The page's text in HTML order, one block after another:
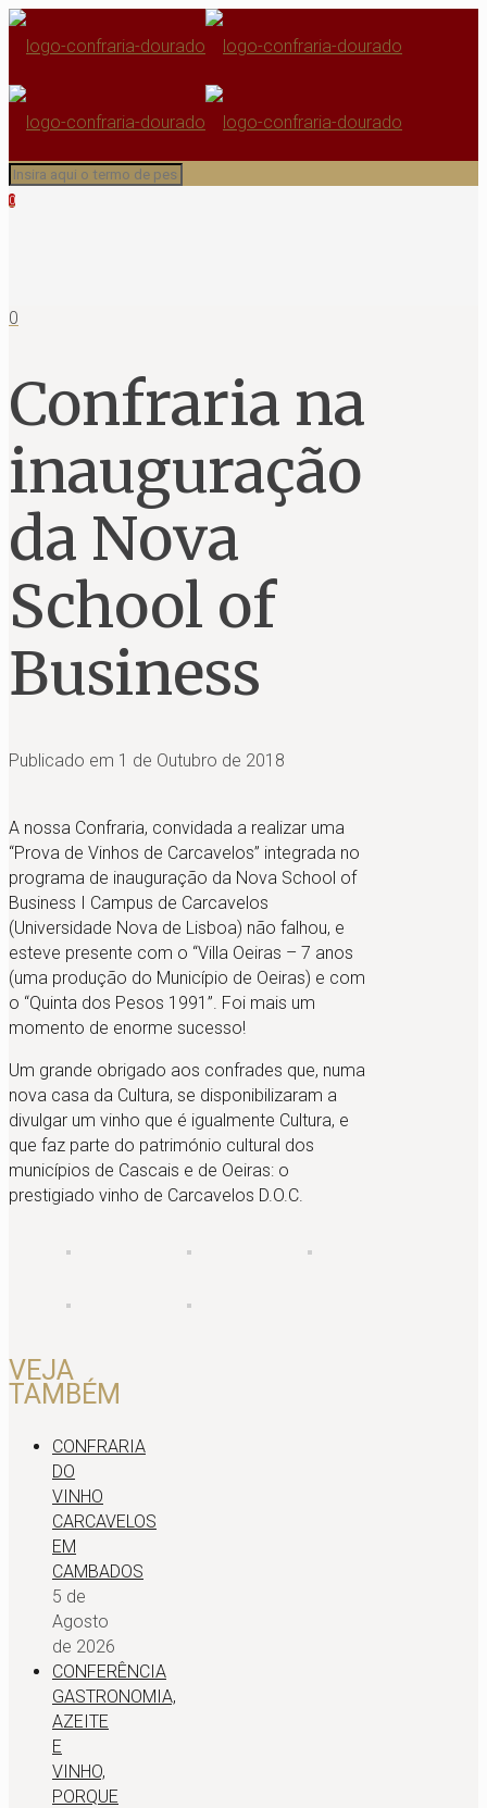
0
0
Confraria na
inauguração
da Nova
School of
Business
Publicado em 1 de Outubro de 2018
A nossa Confraria, convidada a realizar uma
“Prova de Vinhos de Carcavelos” integrada no
programa de inauguração da Nova School of
Business I Campus de Carcavelos
(Universidade Nova de Lisboa) não falhou, e
esteve presente com o “Villa Oeiras – 7 anos
(uma produção do Município de Oeiras) e com
o “Quinta dos Pesos 1991”. Foi mais um
momento de enorme sucesso!
Um grande obrigado aos confrades que, numa
nova casa da Cultura, se disponibilizaram a
divulgar um vinho que é igualmente Cultura, e
que faz parte do património cultural dos
municípios de Cascais e de Oeiras: o
prestigiado vinho de Carcavelos D.O.C.
VEJA
TAMBÉM
CONFRARIA
DO
VINHO
CARCAVELOS
EM
CAMBADOS
5 de
Agosto
de 2026
CONFERÊNCIA
GASTRONOMIA,
AZEITE
E
VINHO,
PORQUE